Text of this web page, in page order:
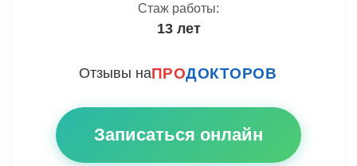
Стаж работы:
13 лет
Отзывы наПРОДОКТОРОВ
Записаться онлайн